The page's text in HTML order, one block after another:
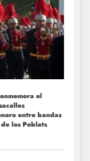
el
entre bandas
los Poblats